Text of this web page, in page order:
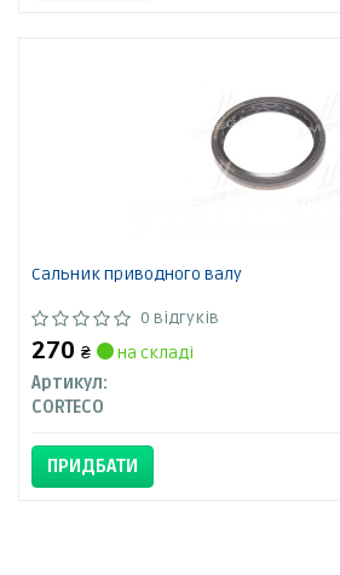
Сальник приводного валу
0 відгуків
270 ₴
на складі
Артикул:
CORTECO
ПРИДБАТИ